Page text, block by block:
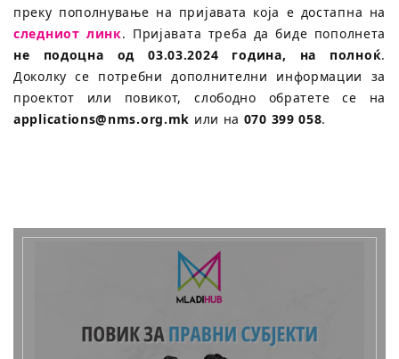
преку пополнување на пријавата која е достапна на
следниот линк. Пријавата треба да биде пополнета
не подоцна од 03.03.2024 година, на полноќ.
Доколку се потребни дополнителни информации за
проектот или повикот, слободно обратете се на
applications@nms.org.mk или на 070 399 058.